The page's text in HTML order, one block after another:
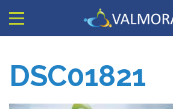
DSC01821